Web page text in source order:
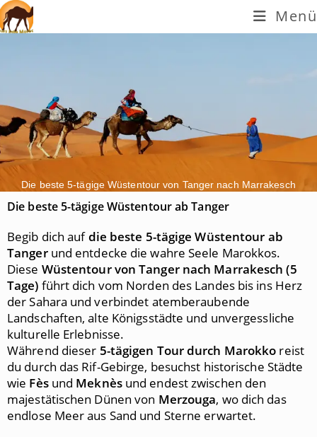
Menü
Die beste 5-tägige Wüstentour von Tanger nach Marrakesch
Die beste 5-tägige Wüstentour ab Tanger
Begib dich aufdie beste 5-tägige Wüstentour ab
Tangerund entdecke die wahre Seele Marokkos.
Diese Wüstentour von Tanger nach Marrakesch (5
Tage) führt dich vom Norden des Landes bis ins Herz
der Sahara und verbindet atemberaubende
Landschaften, alte Königsstädte und unvergessliche
kulturelle Erlebnisse.
Während dieser 5-tägigen Tour durch Marokko reist
du durch das Rif-Gebirge, besuchst historische Städte
wie Fèsund Meknèsund endest zwischen den
majestätischen Dünen von Merzouga, wo dich das
endlose Meer aus Sand und Sterne erwartet.